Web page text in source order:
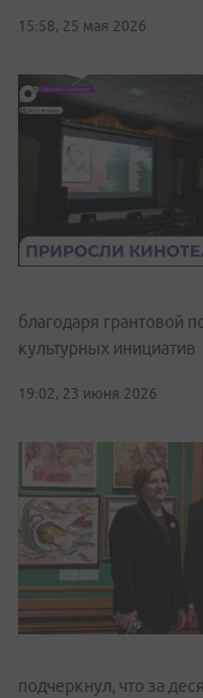
15:58, 25 мая 2026
благодаря грантовой
культурных инициатив
19:02, 23 июня 2026
подчеркнул, что за